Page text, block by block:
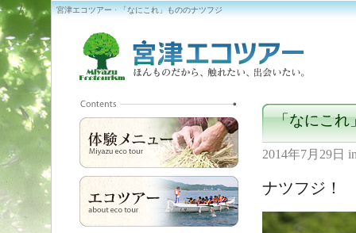
宮津エコツアー · 「なにこれ」もののナツフジ
「なにこれ
2014年7月29日
ナツフジ！